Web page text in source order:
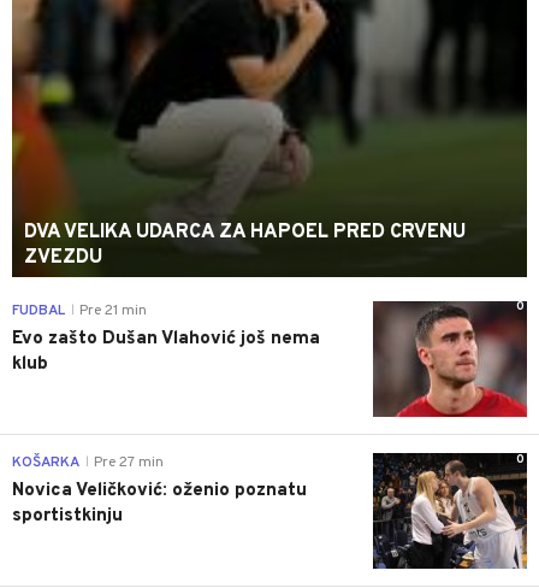
DVA VELIKA UDARCA ZA HAPOEL PRED CRVENU
ZVEZDU
0
FUDBAL Pre 21 min
Evo zašto Dušan Vlahović još nema
klub
0
KOŠARKA Pre 27 min
Novica Veličković: oženio poznatu
sportistkinju